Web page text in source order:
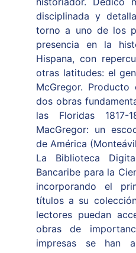
disciplinada y
torno a uno de los
presencia en la
Hispana, con
otras latitudes: el
McGregor.
dos obras
las Floridas
MacGregor: un
de América
La Biblioteca
Bancaribe para la
incorporando el
títulos a su
lectores puedan
obras de
impresas se han